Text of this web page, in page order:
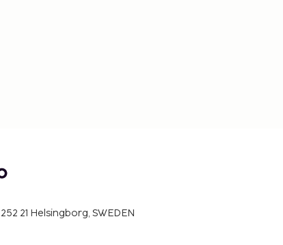
21 Helsingborg, SWEDEN